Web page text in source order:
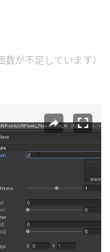
数が不足しています）